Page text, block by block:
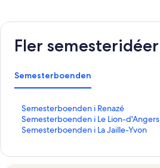
Fler semesteridéer
Semesterboenden
Semesterboenden i Renazé
L
ä
n
Semesterboenden i Le Lion-d'Angers
L
ä
Semesterboenden i La Jaille-Yvon
L